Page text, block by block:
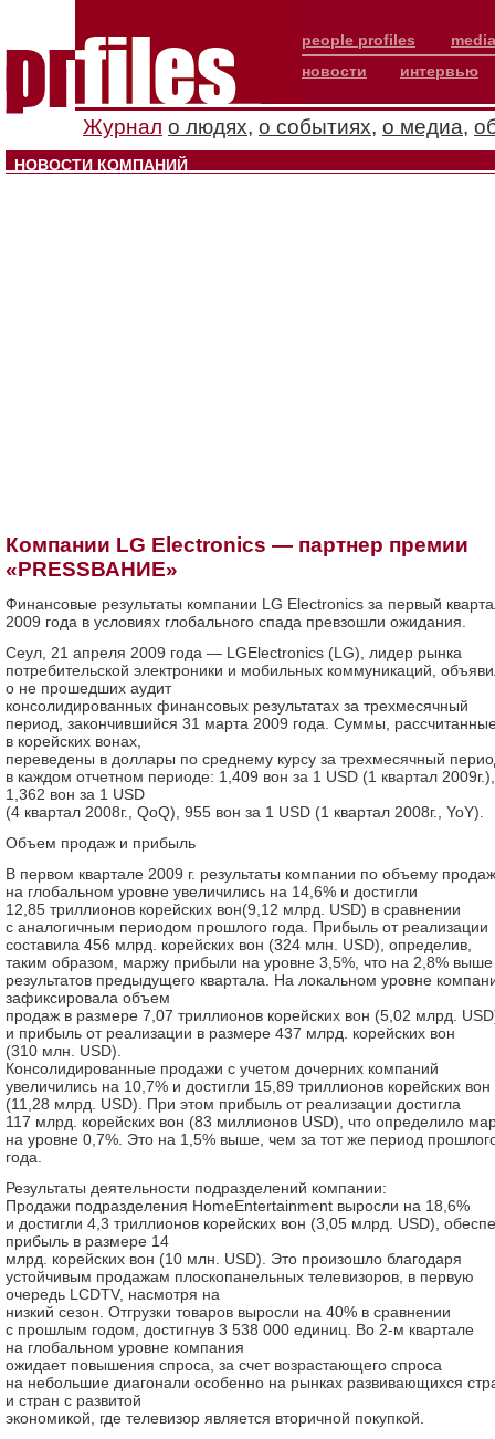
people profiles
новости
интервью
Журнал о людях, о событиях, о медиа,
НОВОСТИ КОМПАНИЙ
Компании LG Electronics — партнер премии
«PRESSВАНИЕ»
Финансовые результаты компании LG Electronics за первый
2009 года в условиях глобального спада превзошли ожидания.
Сеул, 21 апреля 2009 года — LGElectronics (LG), лидер рынка
потребительской электроники и мобильных коммуникаций,
о не прошедших аудит
консолидированных финансовых результатах за трехмесячный
период, закончившийся 31 марта 2009 года. Суммы,
в корейских вонах,
переведены в доллары по среднему курсу за трехмесячный
в каждом отчетном периоде: 1,409 вон за 1 USD (1 квартал 2009г.),
1,362 вон за 1 USD
(4 квартал 2008г., QoQ), 955 вон за 1 USD (1 квартал 2008г., YoY).
Объем продаж и прибыль
В первом квартале 2009 г. результаты компании по объему продаж
на глобальном уровне увеличились на 14,6% и достигли
12,85 триллионов корейских вон(9,12 млрд. USD) в сравнении
с аналогичным периодом прошлого года. Прибыль от реализации
составила 456 млрд. корейских вон (324 млн. USD), определив,
таким образом, маржу прибыли на уровне 3,5%, что на 2,8% выше
результатов предыдущего квартала. На локальном уровне
зафиксировала объем
продаж в размере 7,07 триллионов корейских вон (5,02 млрд.
и прибыль от реализации в размере 437 млрд. корейских вон
(310 млн. USD).
Консолидированные продажи с учетом дочерних компаний
увеличились на 10,7% и достигли 15,89 триллионов корейских вон
(11,28 млрд. USD). При этом прибыль от реализации достигла
117 млрд. корейских вон (83 миллионов USD), что определило
на уровне 0,7%. Это на 1,5% выше, чем за тот же период
года.
Результаты деятельности подразделений компании:
Продажи подразделения HomeEntertainment выросли на 18,6%
и достигли 4,3 триллионов корейских вон (3,05 млрд. USD),
прибыль в размере 14
млрд. корейских вон (10 млн. USD). Это произошло благодаря
устойчивым продажам плоскопанельных телевизоров, в первую
очередь LCDTV, насмотря на
низкий сезон. Отгрузки товаров выросли на 40% в сравнении
с прошлым годом, достигнув 3 538 000 единиц. Во 2-м квартале
на глобальном уровне компания
ожидает повышения спроса, за счет возрастающего спроса
на небольшие диагонали особенно на рынках развивающихся
и стран с развитой
экономикой, где телевизор является вторичной покупкой.